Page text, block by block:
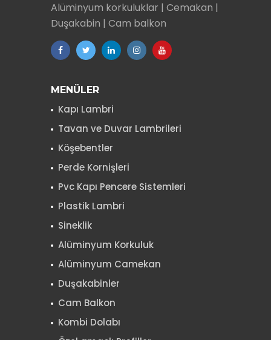
Alüminyum korkuluklar | Cemakan |
Duşakabin | Cam balkon
MENÜLER
Kapı Lambri
Tavan ve Duvar Lambrileri
Köşebentler
Perde Kornişleri
Pvc Kapı Pencere Sistemleri
Plastik Lambri
Sineklik
Alüminyum Korkuluk
Alüminyum Camekan
Duşakabinler
Cam Balkon
Kombi Dolabı